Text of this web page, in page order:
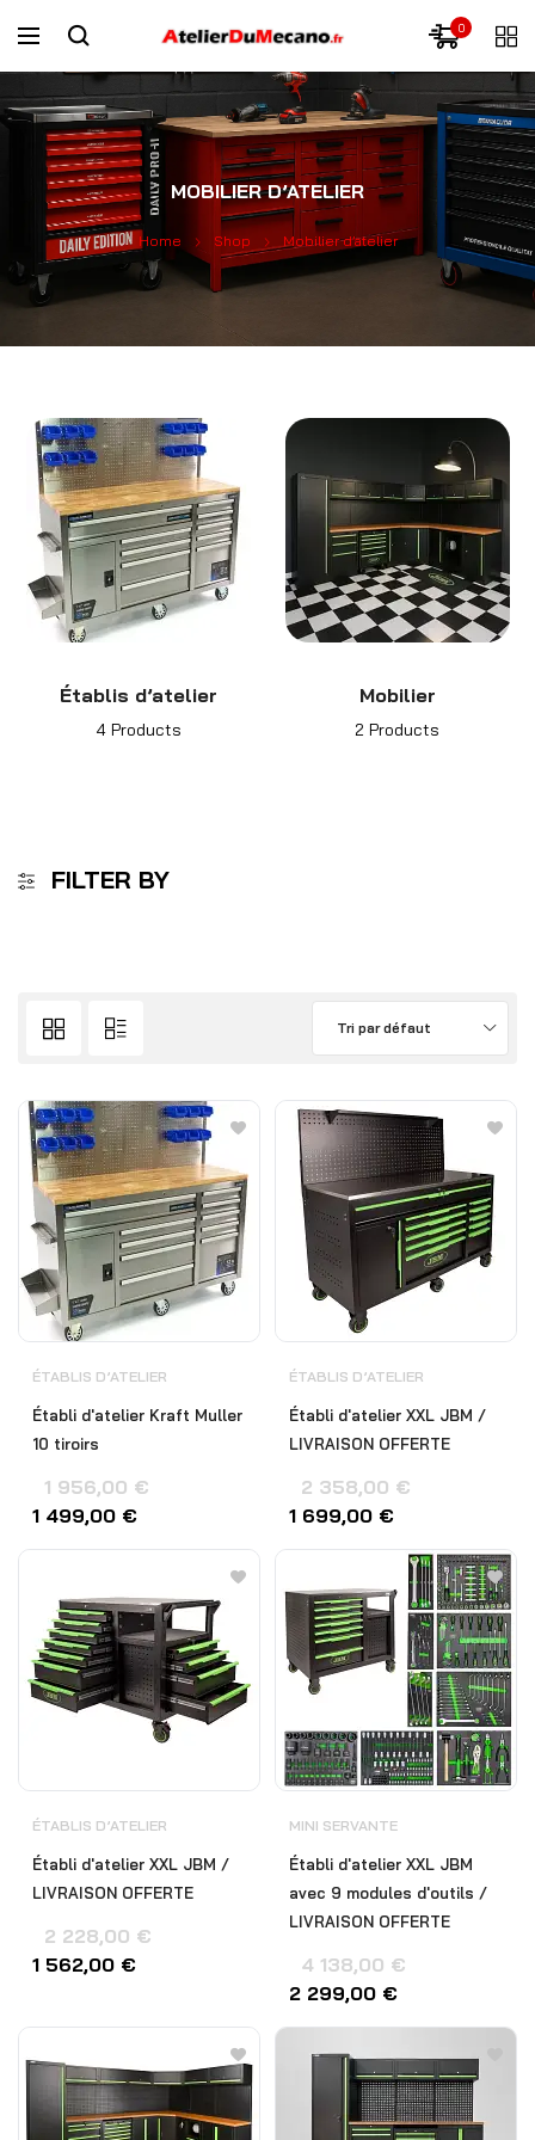
0
MOBILIER D’ATELIER
Home Shop Mobilier d’atelier
Établis d’atelier
4 Products
Mobilier
2 Products
FILTER BY
Tri par défaut
ÉTABLIS D’ATELIER
Établi d'atelier Kraft Muller
10 tiroirs
1 956,00 €
1 499,00 €
ÉTABLIS D’ATELIER
Établi d'atelier XXL JBM /
LIVRAISON OFFERTE
2 358,00 €
1 699,00 €
ÉTABLIS D’ATELIER
Établi d'atelier XXL JBM /
LIVRAISON OFFERTE
2 228,00 €
1 562,00 €
MINI SERVANTE
Établi d'atelier XXL JBM
avec 9 modules d'outils /
LIVRAISON OFFERTE
4 138,00 €
2 299,00 €